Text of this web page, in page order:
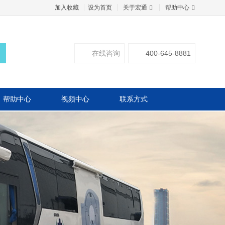
加入收藏 设为首页 关于宏通 帮助中心
在线咨询 400-645-8881
帮助中心 视频中心 联系方式